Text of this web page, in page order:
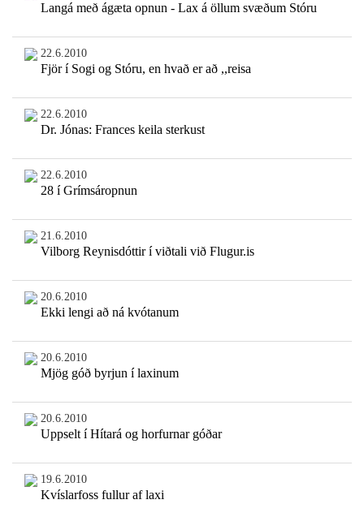
Langá með ágæta opnun - Lax á öllum svæðum Stóru
22.6.2010
Fjör í Sogi og Stóru, en hvað er að ,,reisa
22.6.2010
Dr. Jónas: Frances keila sterkust
22.6.2010
28 í Grímsáropnun
21.6.2010
Vilborg Reynisdóttir í viðtali við Flugur.is
20.6.2010
Ekki lengi að ná kvótanum
20.6.2010
Mjög góð byrjun í laxinum
20.6.2010
Uppselt í Hítará og horfurnar góðar
19.6.2010
Kvíslarfoss fullur af laxi